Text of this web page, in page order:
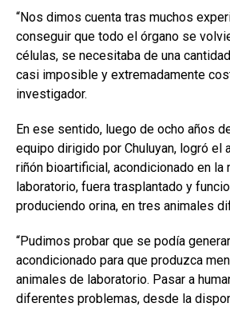
“Nos dimos cuenta tras muchos
conseguir que todo el órgano se
células, se necesitaba de una
casi imposible y extremadamente
investigador.
En ese sentido, luego de ocho años
equipo dirigido por Chuluyan, logró el
riñón bioartificial, acondicionado en la
laboratorio, fuera trasplantado y
produciendo orina, en tres animales
“Pudimos probar que se podía
acondicionado para que produzca
animales de laboratorio. Pasar a
diferentes problemas, desde la